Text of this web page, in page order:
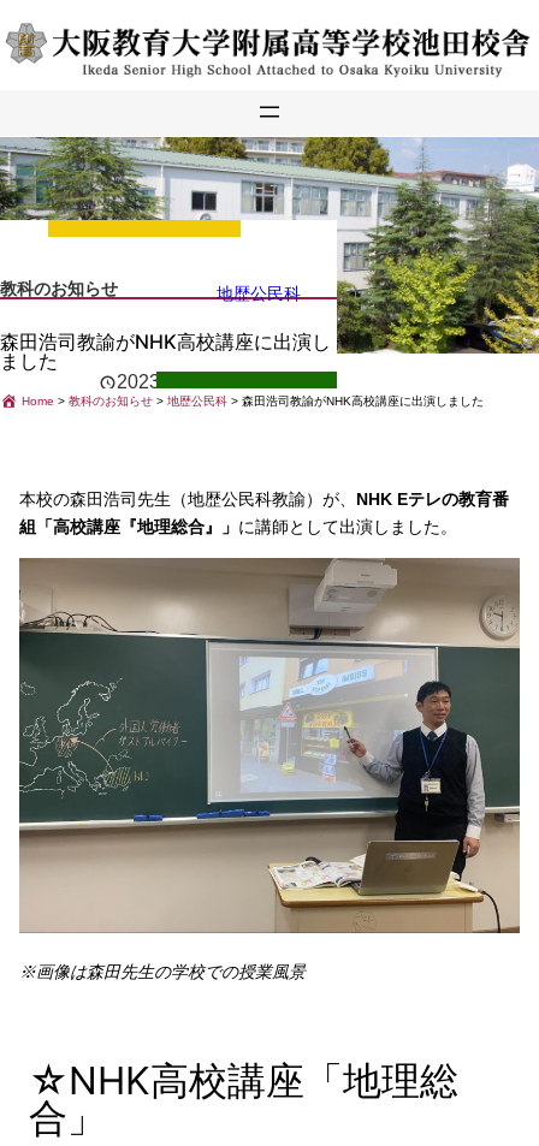
を
教科のお知らせ 地歴公民科
森田浩司教諭がNHK高校講座に出演し
ました
2023年9月1日
Home > 教科のお知らせ > 地歴公民科 > 森田浩司教諭がNHK高校講座に出演しました
本校の森田浩司先生（地歴公民科教諭）が、 NHK Eテレの教育番
組「高校講座『地理総合』」 に講師として出演しました。
※画像は森田先生の学校での授業風景
☆NHK高校講座「地理総
合」